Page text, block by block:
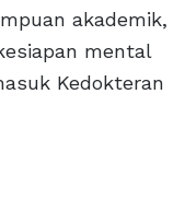
akademik,
mental
Kedokteran